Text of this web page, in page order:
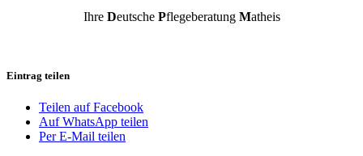
Ihre Deutsche Pflegeberatung Matheis
Eintrag teilen
Teilen auf Facebook
Auf WhatsApp teilen
Per E-Mail teilen